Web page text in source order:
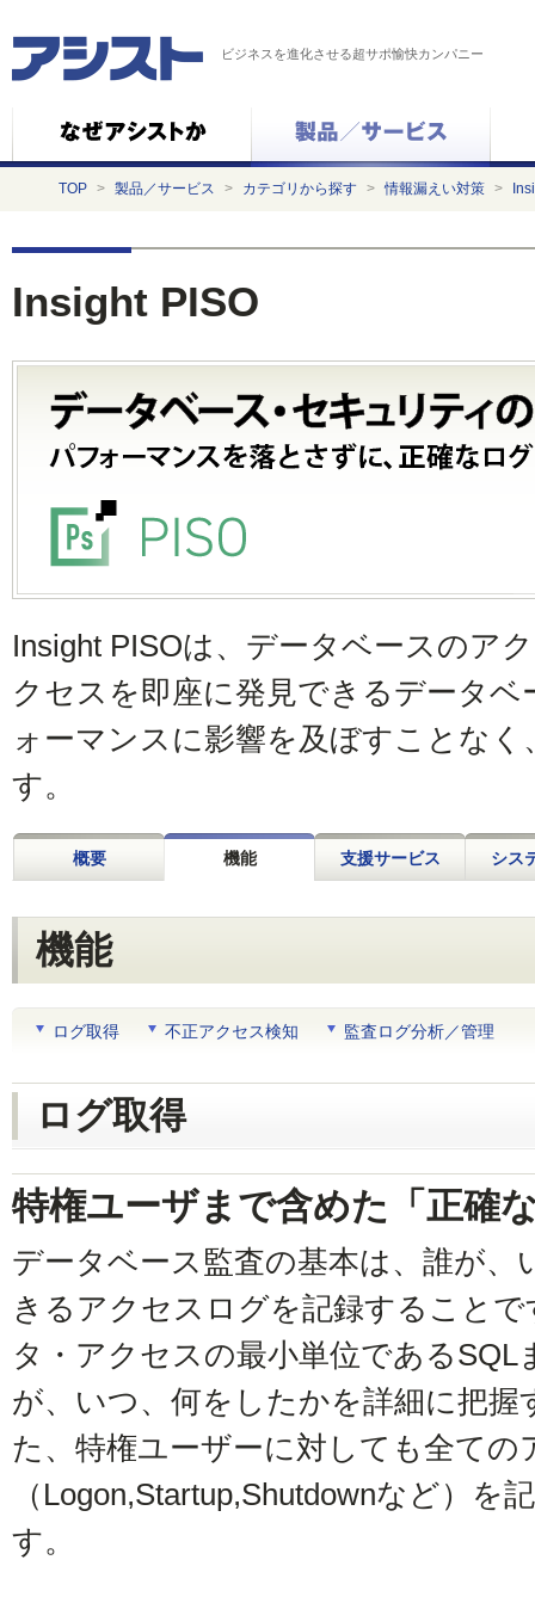
ビジネスを進化させる超サポ愉快カンパニー
TOP > 製品／サービス > カテゴリから探す > 情報漏えい対策 >
Insight PISO
Insight PISOは、データベースのア
クセスを即座に発見できるデータ
ォーマンスに影響を及ぼすことな
す。
概要 機能 支援サービス シス
機能
ログ取得 不正アクセス検知 監査ログ分析／管理
ログ取得
特権ユーザまで含めた「正確
データベース監査の基本は、誰が、
きるアクセスログを記録すること
タ・アクセスの最小単位である
が、いつ、何をしたかを詳細に把
た、特権ユーザーに対しても全ての
（Logon,Startup,Shutdownなど）を
す。